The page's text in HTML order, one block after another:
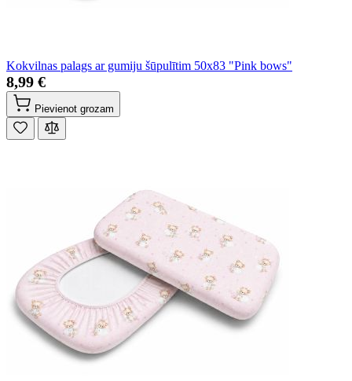
Kokvilnas palags ar gumiju šūpulītim 50x83 "Pink bows"
8,99 €
Pievienot grozam